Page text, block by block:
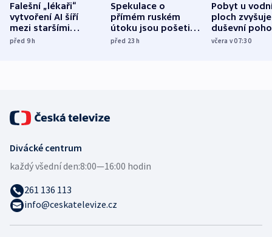
Falešní „lékaři“
vytvoření AI šíří
mezi staršími
Poláky nebezpečné
před 9h
Spekulace o
přímém ruském
útoku jsou pošetilé,
míní estonský
před 23h
Pobyt u
ploch zvyšuje
duševní
ukázala
včera v 07:30
Divácké centrum
každý všední den:8:00—16:00 hodin
261 136 113
info@ceskatelevize.cz